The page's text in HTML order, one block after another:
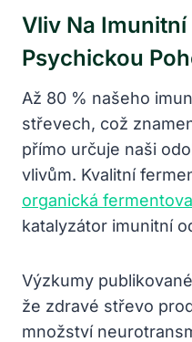
Vliv Na
Psychickou
Až 80 % našeho
střevech, což
přímo určuje naši
vlivům. Kvalitní
organická
katalyzátor imunitní
Výzkumy
že zdravé střevo
množství